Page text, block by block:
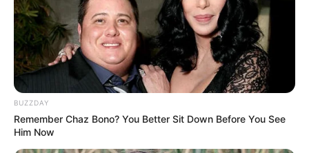
BUZZDAY
Remember Chaz Bono? You Better Sit Down Before You See
Him Now